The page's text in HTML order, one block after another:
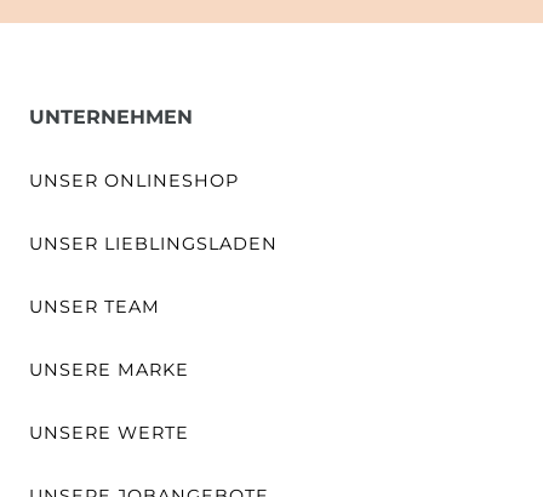
UNTERNEHMEN
UNSER ONLINESHOP
UNSER LIEBLINGSLADEN
UNSER TEAM
UNSERE MARKE
UNSERE WERTE